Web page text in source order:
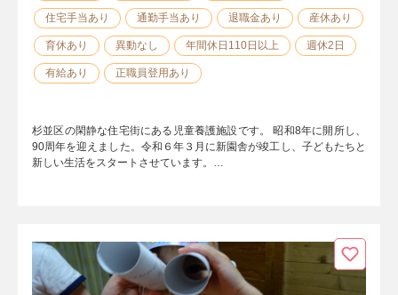
住宅手当あり 通勤手当あり 退職金あり 産休あり
育休あり 異動なし 年間休日110日以上 週休2日
有給あり 正職員登用あり
杉並区の閑静な住宅街にある児童養護施設です。 昭和8年に開所し、
90周年を迎えました。令和６年３月に新園舎が竣工し、子どもたちと
新しい生活をスタートさせています。…